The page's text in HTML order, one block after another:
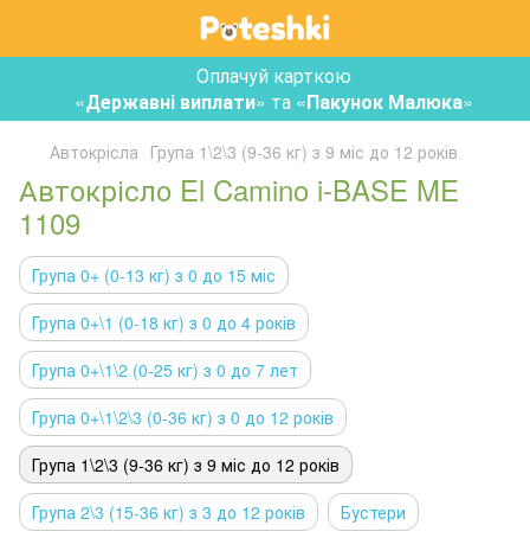
Оплачуй карткою
«Державні виплати» та «Пакунок Малюка»
Автокрісла Група 1\2\3 (9-36 кг) з 9 міс до 12 років
Автокрісло El Camino i-BASE ME
1109
Група 0+ (0-13 кг) з 0 до 15 міс
Група 0+\1 (0-18 кг) з 0 до 4 років
Група 0+\1\2 (0-25 кг) з 0 до 7 лет
Група 0+\1\2\3 (0-36 кг) з 0 до 12 років
Група 1\2\3 (9-36 кг) з 9 міс до 12 років
Група 2\3 (15-36 кг) з 3 до 12 років
Бустери